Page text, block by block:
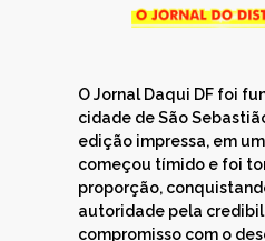
O Jornal Daqui DF foi
cidade de São
edição impressa, em
começou tímido e foi
proporção,
autoridade pela
compromisso com o